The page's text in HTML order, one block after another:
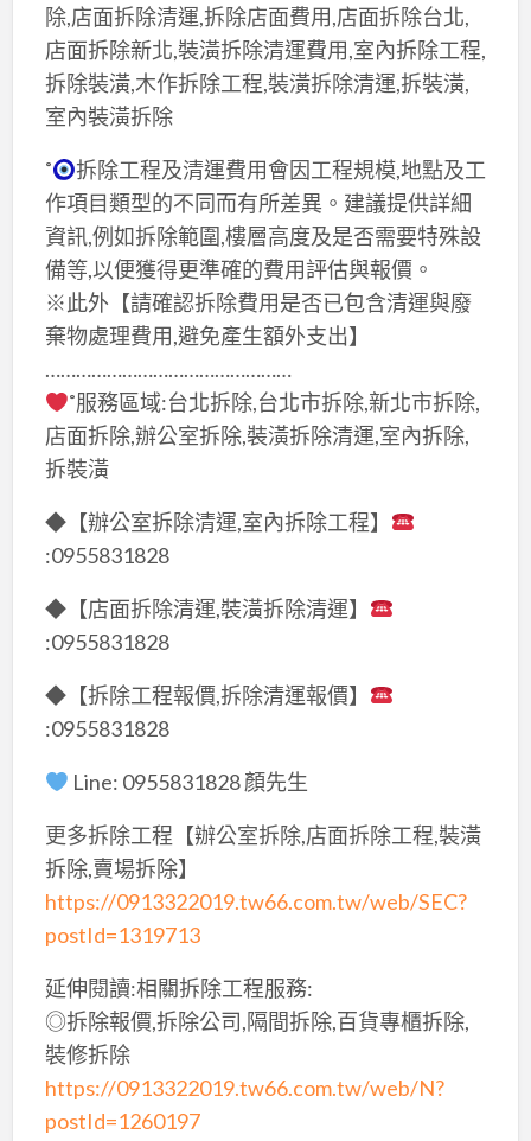
除,店面拆除清運,拆除店面費用,店面拆除台北,
店面拆除新北,裝潢拆除清運費用,室內拆除工程,
拆除裝潢,木作拆除工程,裝潢拆除清運,拆裝潢,
室內裝潢拆除
˚
拆除工程及清運費用會因工程規模,地點及工
作項目類型的不同而有所差異。建議提供詳細
資訊,例如拆除範圍,樓層高度及是否需要特殊設
備等,以便獲得更準確的費用評估與報價。
※此外【請確認拆除費用是否已包含清運與廢
棄物處理費用,避免產生額外支出】
…………………………………………
˚服務區域:台北拆除,台北市拆除,新北市拆除,
店面拆除,辦公室拆除,裝潢拆除清運,室內拆除,
拆裝潢
◆【辦公室拆除清運,室內拆除工程】
:0955831828
◆【店面拆除清運,裝潢拆除清運】
:0955831828
◆【拆除工程報價,拆除清運報價】
:0955831828
Line: 0955831828 顏先生
更多拆除工程【辦公室拆除,店面拆除工程,裝潢
拆除,賣場拆除】
https://0913322019.tw66.com.tw/web/SEC?
postId=1319713
延伸閱讀:相關拆除工程服務:
◎拆除報價,拆除公司,隔間拆除,百貨專櫃拆除,
裝修拆除
https://0913322019.tw66.com.tw/web/N?
postId=1260197